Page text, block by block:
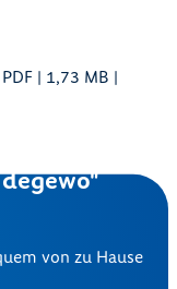
PDF | 1,73 MB |
von zu Hause